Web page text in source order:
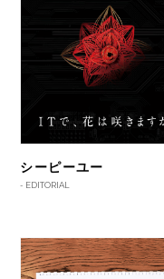
シーピーユー
- EDITORIAL